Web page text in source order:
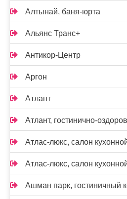
Алтынай, баня-юрта
Альянс Транс+
Антикор-Центр
Аргон
Атлант
Атлант, гостинично-
Атлас-люкс, салон
Атлас-люкс, салон
Ашман парк, гостиничный